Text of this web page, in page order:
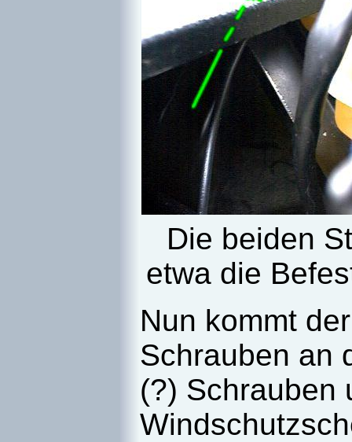
Die beiden
etwa die
Nun kommt
Schrauben an
(?) Schrauben